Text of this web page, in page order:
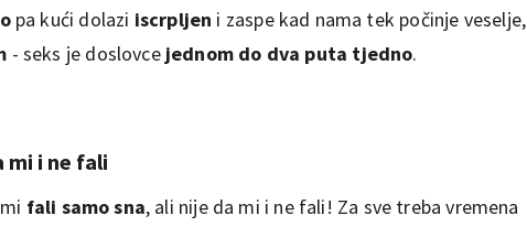
pa kući dolazi iscrpljen i zaspe kad nama tek počinje veselje,
- seks je doslovce jednom do dva puta tjedno.
mi i ne fali
fali samo sna, ali nije da mi i ne fali! Za sve treba vremena